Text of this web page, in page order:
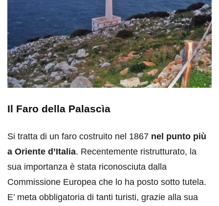
Il Faro della Palascìa
Si tratta di un faro costruito nel 1867 nel punto più
a Oriente d’Italia. Recentemente ristrutturato, la
sua importanza è stata riconosciuta dalla
Commissione Europea che lo ha posto sotto tutela.
E’ meta obbligatoria di tanti turisti, grazie alla sua